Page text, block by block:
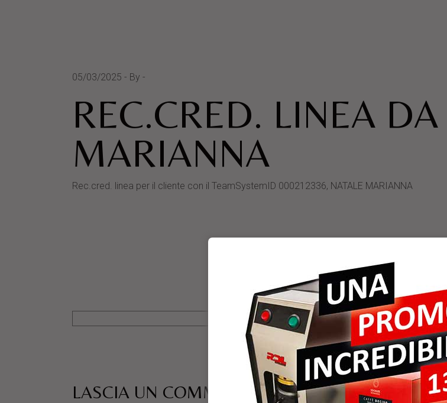
05/03/2025 By
REC.CRED. LINEA DA
MARIANNA
Rec.cred. linea per il cliente con il TeamSystemID 000212336, NATALE MARIANNA
LASCIA UN COMMENTO